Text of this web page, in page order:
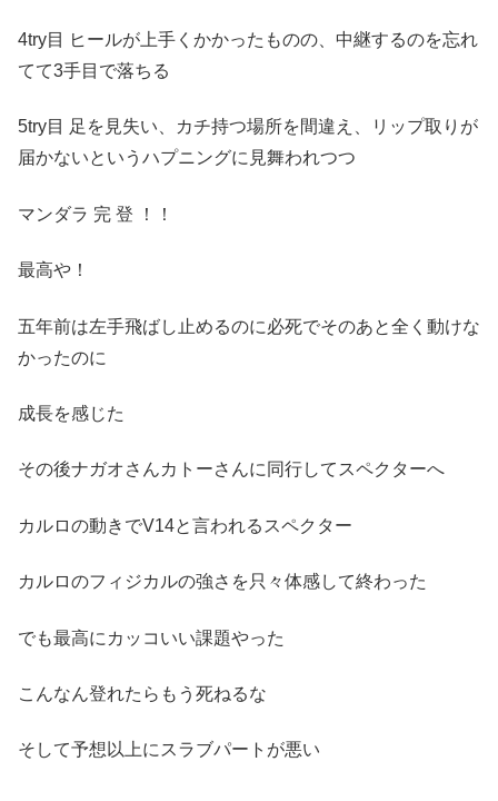
4try目 ヒールが上手くかかったものの、中継するのを忘れ
てて3手目で落ちる
5try目 足を見失い、カチ持つ場所を間違え、リップ取りが
届かないというハプニングに見舞われつつ
マンダラ 完 登 ！！
最高や！
五年前は左手飛ばし止めるのに必死でそのあと全く動けな
かったのに
成長を感じた
その後ナガオさんカトーさんに同行してスペクターへ
カルロの動きでV14と言われるスペクター
カルロのフィジカルの強さを只々体感して終わった
でも最高にカッコいい課題やった
こんなん登れたらもう死ねるな
そして予想以上にスラブパートが悪い